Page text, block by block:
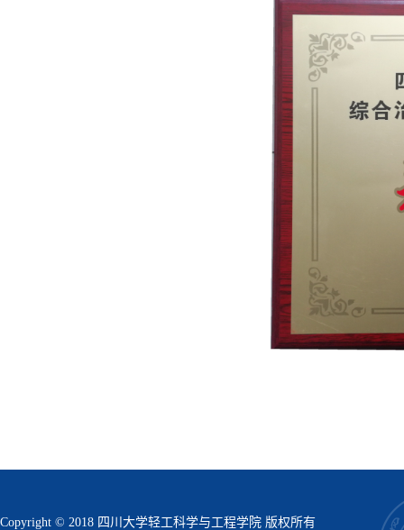
Copyright © 2018 四川大学轻工科学与工程学院 版权所有